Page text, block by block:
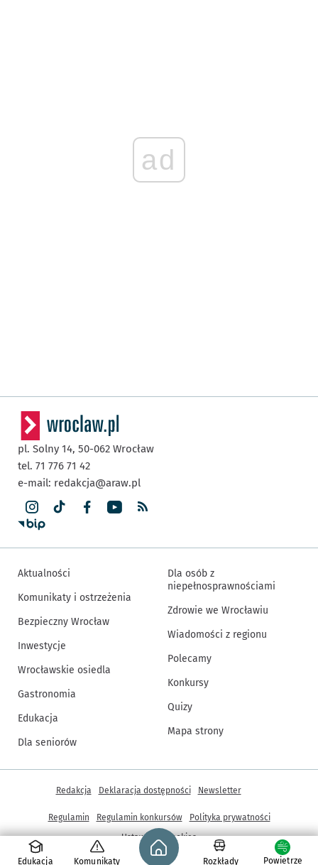
ad
Edukacja Komunikaty
Strona główna - wroclaw.pl
Rozkłady Powietrze
pl. Solny 14, 50-062 Wrocław
tel. 71 776 71 42
e-mail: redakcja@araw.pl
Aktualności
Komunikaty i ostrzeżenia
Bezpieczny Wrocław
Inwestycje
Wrocławskie osiedla
Gastronomia
Edukacja
Dla seniorów
Dla osób z
niepełnosprawnościami
Zdrowie we Wrocławiu
Wiadomości z regionu
Polecamy
Konkursy
Quizy
Mapa strony
Inne informacje
Redakcja Deklaracja dostępności Newsletter
Regulamin Regulamin konkursów
Polityka prywatności
Ustawienia cookies